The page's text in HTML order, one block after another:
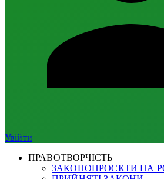
Увійти
ПРАВОТВОРЧІСТЬ
ЗАКОНОПРОЄКТИ НА